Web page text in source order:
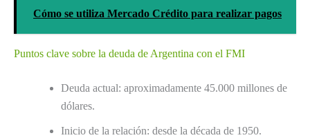
Cómo se utiliza Mercado Crédito para realizar pagos
Puntos clave sobre la deuda de Argentina con el FMI
Deuda actual: aproximadamente 45.000 millones de
dólares.
Inicio de la relación: desde la década de 1950.